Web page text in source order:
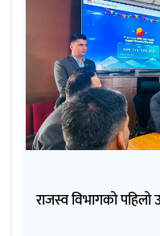
राजस्व विभागको